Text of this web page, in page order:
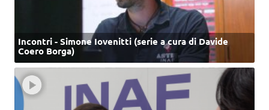
Incontri - Simone Iovenitti (serie a cura di Davide
Coero Borga)